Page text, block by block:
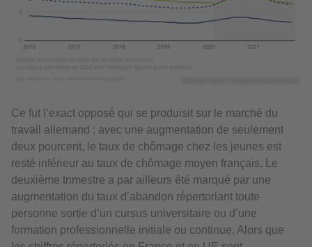
Ce fut l’exact opposé qui se produisit sur le marché du
travail allemand : avec une augmentation de seulement
deux pourcent, le taux de chômage chez les jeunes est
resté inférieur au taux de chômage moyen français. Le
deuxième trimestre a par ailleurs été marqué par une
augmentation du taux d’abandon répertoriant toute
personne sortie d’un cursus universitaire ou d’une
formation professionnelle initiale ou continue. Alors que